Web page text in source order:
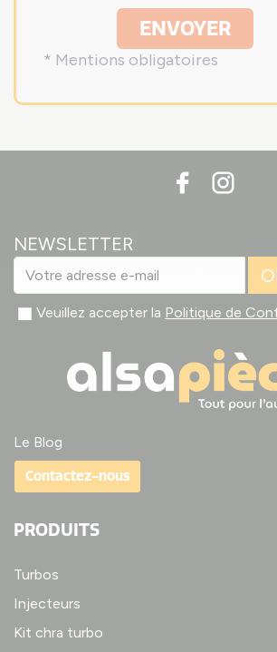
ENVOYER
* Mentions obligatoires
NEWSLETTER
Veuillez accepter la Politique de
Le Blog
Contactez-nous
PRODUITS
Turbos
Injecteurs
Kit chra turbo